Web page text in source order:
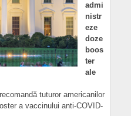
admi
nistr
eze
doze
boos
ter
ale
tuturor americanilor
a vaccinului anti-COVID-